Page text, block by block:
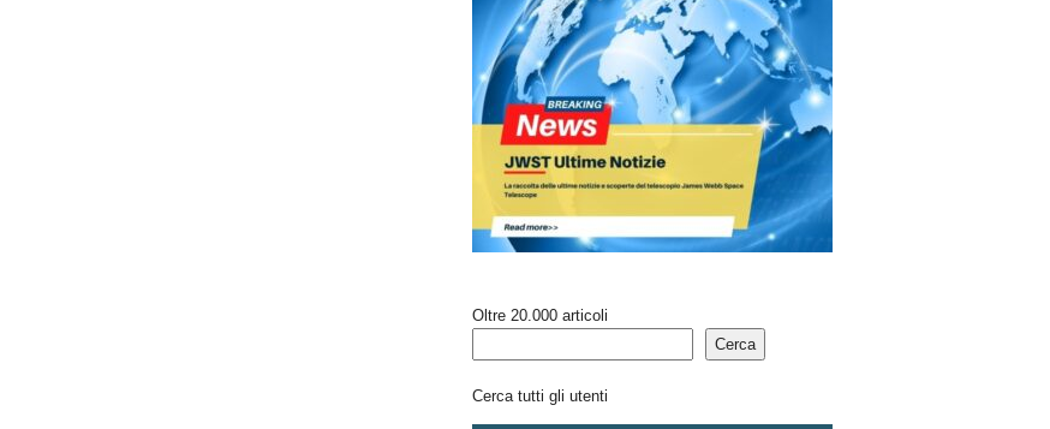
Oltre 20.000 articoli
Cerca
Cerca tutti gli utenti